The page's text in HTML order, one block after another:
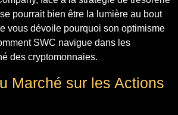
pourrait bien être la lumière au bout
vous dévoile pourquoi son optimisme
SWC navigue dans les
des cryptomonnaies.
Marché sur les Actions